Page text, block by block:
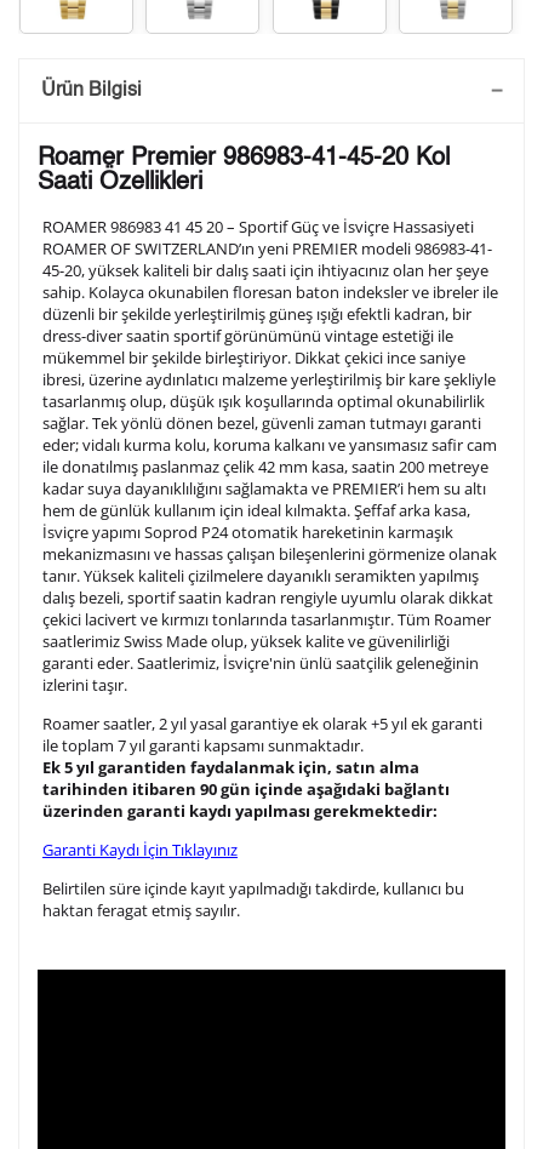
Saatini Kişiselleştir
arka kapağına gravür tekniği ile formda belirtmiş
olduğunuz şekilde işlenecektir.
1. Satır
10/ 10
2. Satır
10/ 10
3. Satır
10/ 10
Lütfen font seçiniz
Ön İzleme Kişiselleştir Vazgeç
Kişiselleştirilmiş ürünlerin teslim süresi gravür işleme
sebebi ile 1-2 iş günü uzamaktadır. Gravür İşlemi
tamamlandıktan sonra siparişiniz kargoya verilecektir.
Kişiselleştirilmiş
ürünlerde
iade ve değişim
yapılamaz.
Ürün Bilgisi
Roamer Premier 986983-41-45-20 Kol
Saati Özellikleri
ROAMER 986983 41 45 20 – Sportif Güç ve İsviçre Hassasiyeti
ROAMER OF SWITZERLAND’ın yeni PREMIER modeli 986983-41-
45-20, yüksek kaliteli bir dalış saati için ihtiyacınız olan her şeye
sahip. Kolayca okunabilen floresan baton indeksler ve ibreler ile
düzenli bir şekilde yerleştirilmiş güneş ışığı efektli kadran, bir
dress-diver saatin sportif görünümünü vintage estetiği ile
mükemmel bir şekilde birleştiriyor. Dikkat çekici ince saniye
ibresi, üzerine aydınlatıcı malzeme yerleştirilmiş bir kare şekliyle
tasarlanmış olup, düşük ışık koşullarında optimal okunabilirlik
sağlar. Tek yönlü dönen bezel, güvenli zaman tutmayı garanti
eder; vidalı kurma kolu, koruma kalkanı ve yansımasız safir cam
ile donatılmış paslanmaz çelik 42 mm kasa, saatin 200 metreye
kadar suya dayanıklılığını sağlamakta ve PREMIER’i hem su altı
hem de günlük kullanım için ideal kılmakta. Şeffaf arka kasa,
İsviçre yapımı Soprod P24 otomatik hareketinin karmaşık
mekanizmasını ve hassas çalışan bileşenlerini görmenize olanak
tanır. Yüksek kaliteli çizilmelere dayanıklı seramikten yapılmış
dalış bezeli, sportif saatin kadran rengiyle uyumlu olarak dikkat
çekici lacivert ve kırmızı tonlarında tasarlanmıştır. Tüm Roamer
saatlerimiz Swiss Made olup, yüksek kalite ve güvenilirliği
garanti eder. Saatlerimiz, İsviçre'nin ünlü saatçilik geleneğinin
izlerini taşır.
Roamer saatler, 2 yıl yasal garantiye ek olarak +5 yıl ek garanti
ile toplam 7 yıl garanti kapsamı sunmaktadır.
Ek5 yıl garantiden faydalanmak için, satın alma
tarihinden itibaren 90 gün içinde aşağıdaki bağlantı
üzerinden garanti kaydı yapılması gerekmektedir:
Garanti Kaydı İçin Tıklayınız
Belirtilen süre içinde kayıt yapılmadığı takdirde, kullanıcı bu
haktan feragat etmiş sayılır.